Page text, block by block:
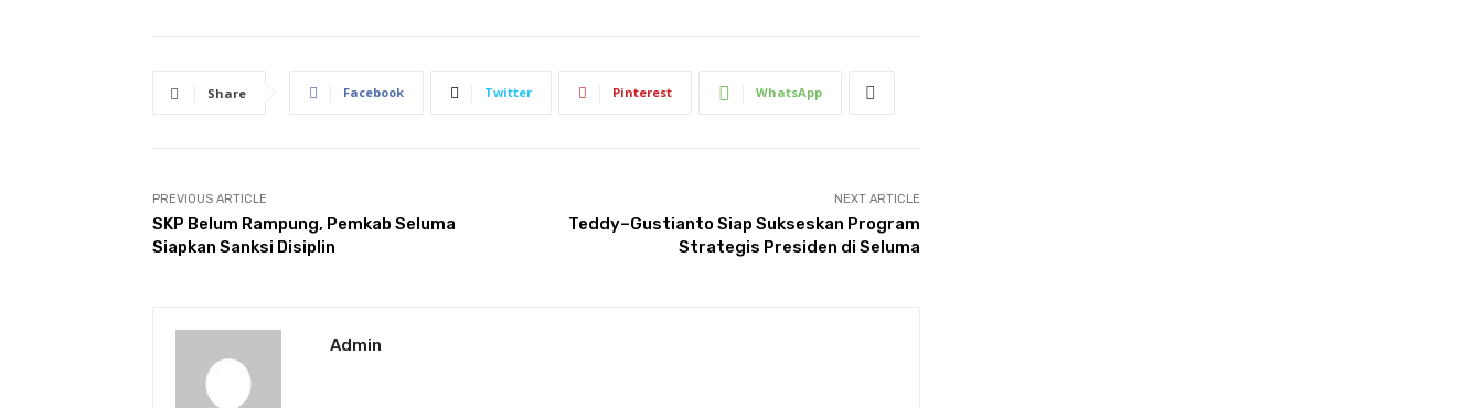
Share Facebook Twitter Pinterest WhatsApp
PREVIOUS ARTICLE
SKP Belum Rampung, Pemkab Seluma
Siapkan Sanksi Disiplin
NEXT ARTICLE
Teddy–Gustianto Siap Sukseskan Program
Strategis Presiden di Seluma
Admin